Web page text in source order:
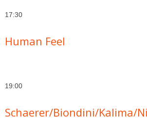
17:30
Human Feel
19:00
Schaerer/Biondini/Kalima/